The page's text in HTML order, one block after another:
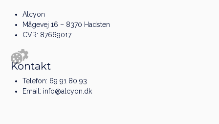
Alcyon
Mågevej 16 – 8370 Hadsten
CVR: 87669017
Kontakt
Telefon: 69 91 80 93
Email: info@alcyon.dk